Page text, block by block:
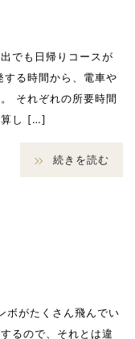
でも日帰りコースが
る時間から、電車や
それぞれの所要時間
算し […]
続きを読む
ボがたくさん飛んでい
るので、それとは違